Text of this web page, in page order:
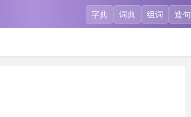
字典 词典 组词 造句